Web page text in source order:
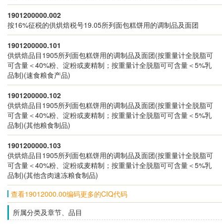
1901200000.002
按16%征税的供烘焙税号19.05所列面包糕饼用的调制品及面团
1901200000.101
供烘焙品目1905所列面包糕饼用的调制品及面团(按重量计全脱脂可
可含量＜40%粉、淀粉或麦精制；按重量计全脱脂可可含量＜5%乳
品制)(速食粮食产品)
1901200000.102
供烘焙品目1905所列面包糕饼用的调制品及面团(按重量计全脱脂可
可含量＜40%粉、淀粉或麦精制；按重量计全脱脂可可含量＜5%乳
品制)(其他粮食制品)
1901200000.103
供烘焙品目1905所列面包糕饼用的调制品及面团(按重量计全脱脂可
可含量＜40%粉、淀粉或麦精制；按重量计全脱脂可可含量＜5%乳
品制)(其他含肉速冻粮食制品)
查看19012000.00编码更多的CIQ代码
所属分类及章节、品目